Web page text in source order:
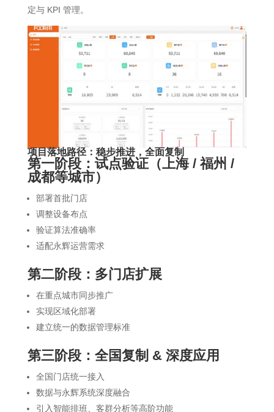
定与 KPI 管理。
项目落地路径：稳步推进，全面复制
第一阶段：试点验证（上海 / 福州 /
成都等城市）
部署首批门店
调整设备布点
验证算法准确率
适配永辉运营需求
第二阶段：多门店扩展
在重点城市同步推广
实现区域化部署
建立统一的数据管理标准
第三阶段：全国复制 & 深度应用
全国门店统一接入
数据与永辉系统深度融合
引入智能排班、客群分析等高阶功能